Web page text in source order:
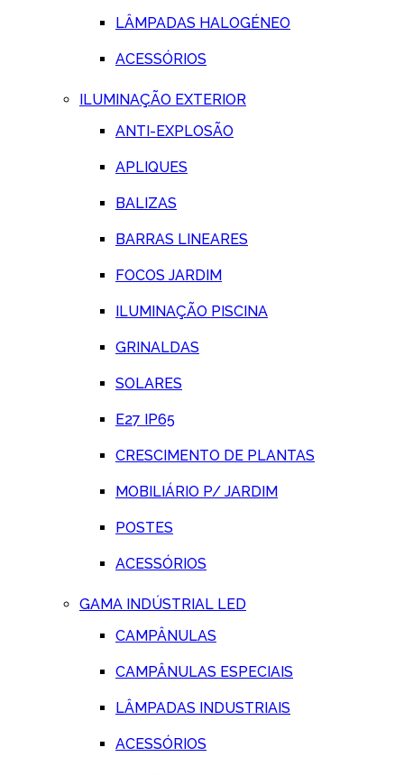
LÂMPADAS HALOGÉNEO
ACESSÓRIOS
ILUMINAÇÃO EXTERIOR
ANTI-EXPLOSÃO
APLIQUES
BALIZAS
BARRAS LINEARES
FOCOS JARDIM
ILUMINAÇÃO PISCINA
GRINALDAS
SOLARES
E27 IP65
CRESCIMENTO DE PLANTAS
MOBILIÁRIO P/ JARDIM
POSTES
ACESSÓRIOS
GAMA INDÚSTRIAL LED
CAMPÂNULAS
CAMPÂNULAS ESPECIAIS
LÂMPADAS INDUSTRIAIS
ACESSÓRIOS